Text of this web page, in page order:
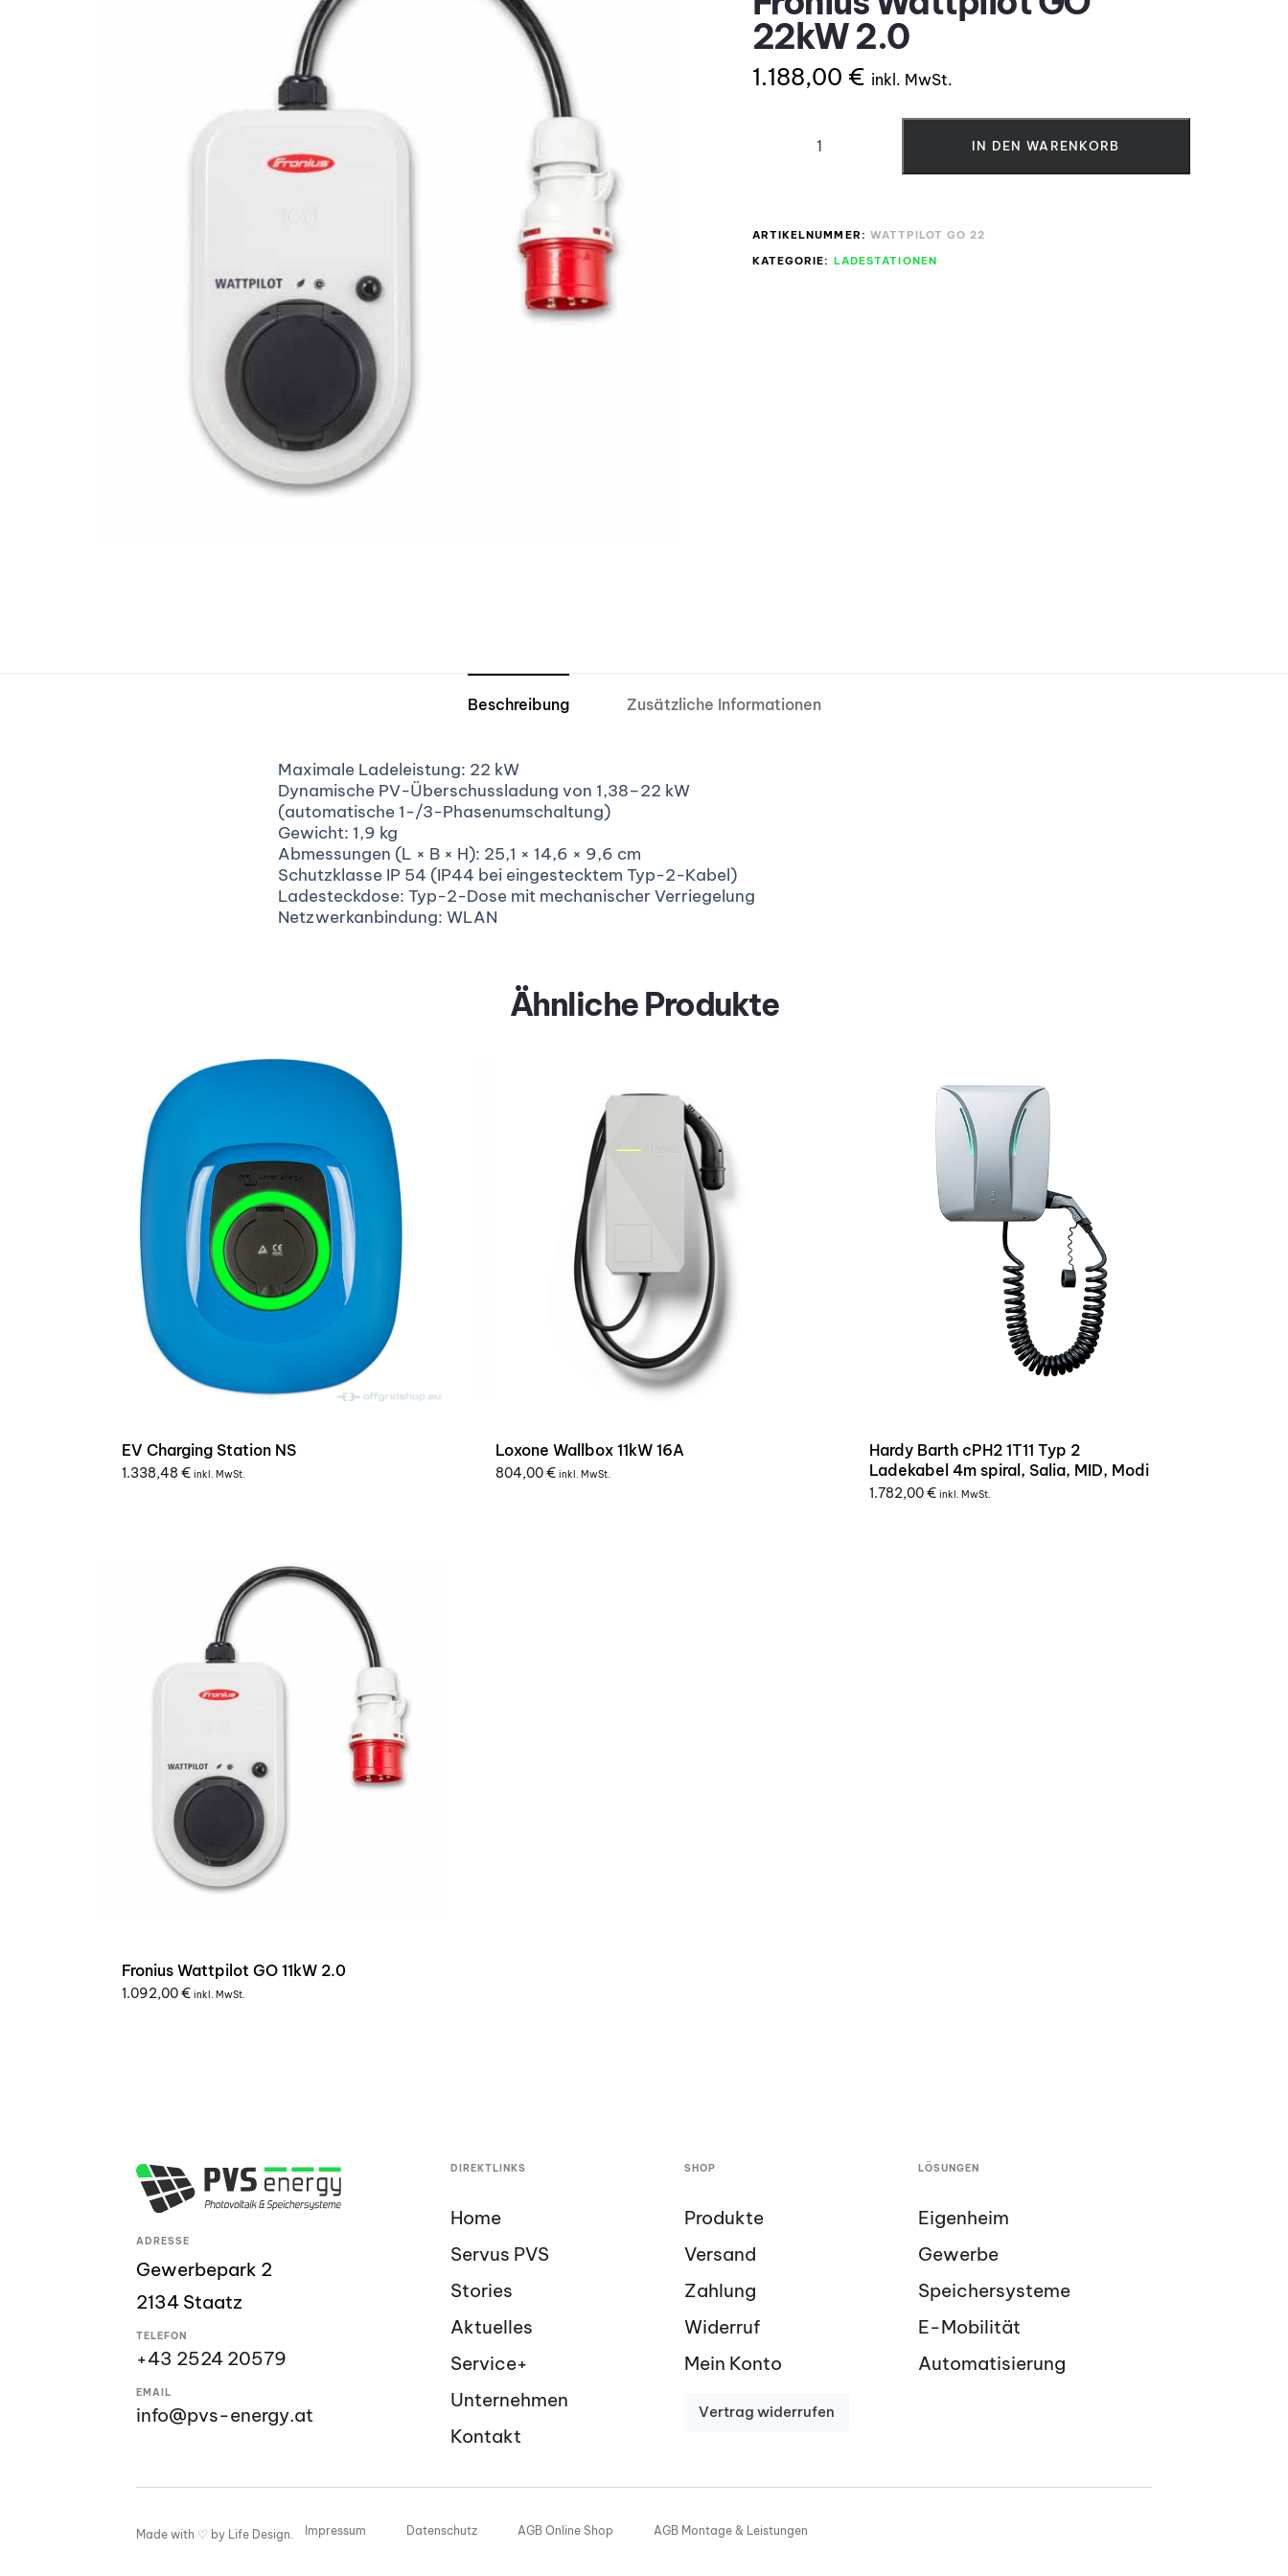
22kW 2.0
1.188,00 € inkl. MwSt.
IN DEN WARENKORB
ARTIKELNUMMER: WATTPILOT GO 22
KATEGORIE: LADESTATIONEN
Beschreibung Zusätzliche Informationen
Maximale Ladeleistung: 22 kW
Dynamische PV-Überschussladung von 1,38–22 kW
(automatische 1-/3-Phasenumschaltung)
Gewicht: 1,9 kg
Abmessungen (L × B × H): 25,1 × 14,6 × 9,6 cm
Schutzklasse IP 54 (IP44 bei eingestecktem Typ-2-Kabel)
Ladesteckdose: Typ-2-Dose mit mechanischer Verriegelung
Netzwerkanbindung: WLAN
Ähnliche Produkte
EV Charging Station NS
1.338,48 € inkl. MwSt.
Loxone Wallbox 11kW 16A
804,00€ inkl. MwSt.
Hardy Barth cPH2 1T11 Typ 2
Ladekabel 4m spiral, Salia, MID, Modi
1.782,00€ inkl. MwSt.
Fronius Wattpilot GO 11kW 2.0
1.092,00€ inkl. MwSt.
ADRESSE
Gewerbepark 2
2134 Staatz
TELEFON
+43 2524 20579
EMAIL
info@pvs-energy.at
DIREKTLINKS
Home
Servus PVS
Stories
Aktuelles
Service+
Unternehmen
Kontakt
SHOP
Produkte
Versand
Zahlung
Widerruf
Mein Konto
Vertrag widerrufen
LÖSUNGEN
Eigenheim
Gewerbe
Speichersysteme
E-Mobilität
Automatisierung
Made with ♡ by Life Design. Impressum Datenschutz AGB Online Shop AGB Montage & Leistungen